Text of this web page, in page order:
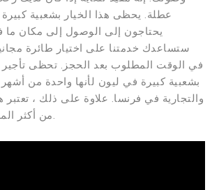
عطلة. يحظى هذا الخيار بشعبية كبيرة
يحتاجون إلى الوصول إلى مكان ما
ستساعدك خدمتنا على اختيار طائرة
في الوقت المطلوب بعد الحجز. تحظى تأجير
بشعبية كبيرة في ليون لأنها واحدة من أشهر
والتجارية في فرنسا. علاوة على ذلك ، تعتبر
من أكثر المدن ملاءمة للعيش.